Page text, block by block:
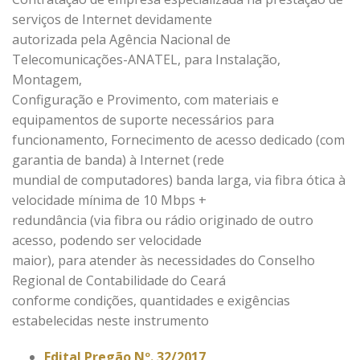
serviços de Internet devidamente
autorizada pela Agência Nacional de
Telecomunicações-ANATEL, para Instalação,
Montagem,
Configuração e Provimento, com materiais e
equipamentos de suporte necessários para
funcionamento, Fornecimento de acesso dedicado (com
garantia de banda) à Internet (rede
mundial de computadores) banda larga, via fibra ótica à
velocidade mínima de 10 Mbps +
redundância (via fibra ou rádio originado de outro
acesso, podendo ser velocidade
maior), para atender às necessidades do Conselho
Regional de Contabilidade do Ceará
conforme condições, quantidades e exigências
estabelecidas neste instrumento